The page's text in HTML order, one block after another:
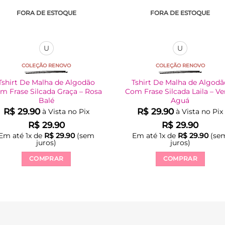
FORA DE ESTOQUE
U
COLEÇÃO RENOVO
De Malha de Algodão
Frase Silcada Graça – Rosa
Balé
R$29.90 à Vista no Pix
R$29.90
até 1x de R$29.90(sem
juros)
COMPRAR
FORA DE ESTOQUE
U
COLEÇÃO RENOVO
Tshirt De Malha de
Com Frase Silcada Laila –
Aguá
R$ 29.90 à Vista no Pix
R$ 29.90
Em até1x de R$ 29.90
juros)
COMPRAR